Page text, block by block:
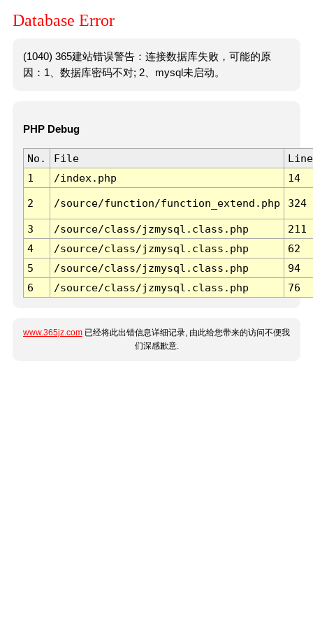
Database Error
(1040) 365建站错误警告：连接数据库失败，可能的原
因：1、数据库密码不对; 2、mysql未启动。
PHP Debug
No. File
Line
1
/index.php 14
2 /source/function/function_extend.php 324
3 /source/class/jzmysql.class.php
211
4
/source/class/jzmysql.class.php
62
5
/source/class/jzmysql.class.php
94
6
/source/class/jzmysql.class.php 76
www.365jz.com 已经将此出错信息详细记录, 由此给您带来的访问不便我
们深感歉意.